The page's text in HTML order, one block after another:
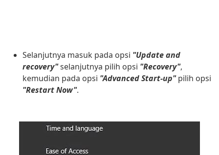
Selanjutnya masuk pada opsi "Update and
recovery"selanjutnya pilih opsi "Recovery",
kemudian pada opsi "Advanced Start-up" pilih opsi
"Restart Now".